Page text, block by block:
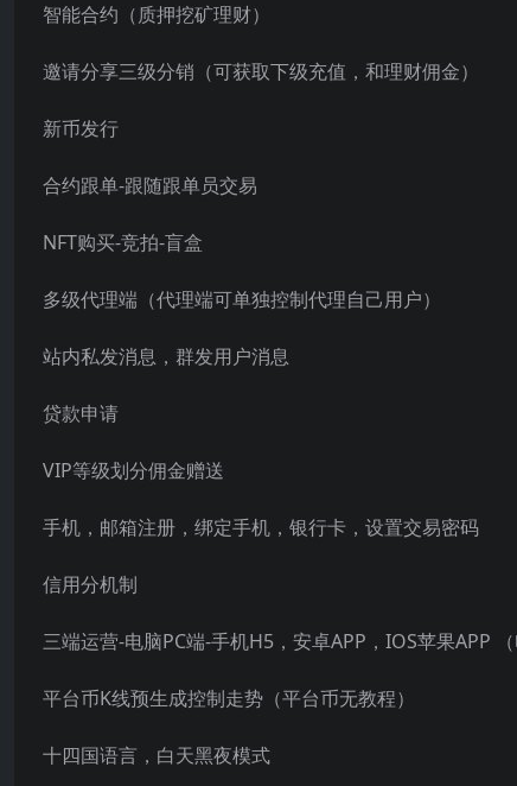
智能合约（质押挖矿理财）
邀请分享三级分销（可获取下级充值，和理财佣金）
新币发行
合约跟单-跟随跟单员交易
NFT购买-竞拍-盲盒
多级代理端（代理端可单独控制代理自己用户）
站内私发消息，群发用户消息
贷款申请
VIP等级划分佣金赠送
手机，邮箱注册，绑定手机，银行卡，设置交易密码
信用分机制
三端运营-电脑PC端-手机H5，安卓APP，IOS苹果APP
平台币K线预生成控制走势（平台币无教程）
十四国语言，白天黑夜模式